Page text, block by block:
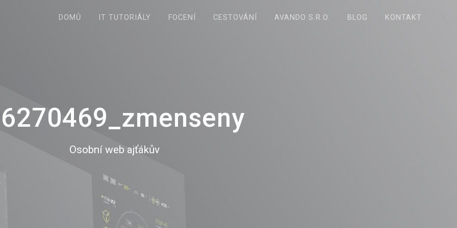
DOMŮ IT TUTORIÁLY FOCENÍ CESTOVÁNÍ AVANDO S.R.O. BLOG KONTAKT
Osobní web ajťákův